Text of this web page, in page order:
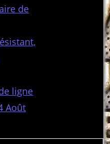
de
ligne
Août